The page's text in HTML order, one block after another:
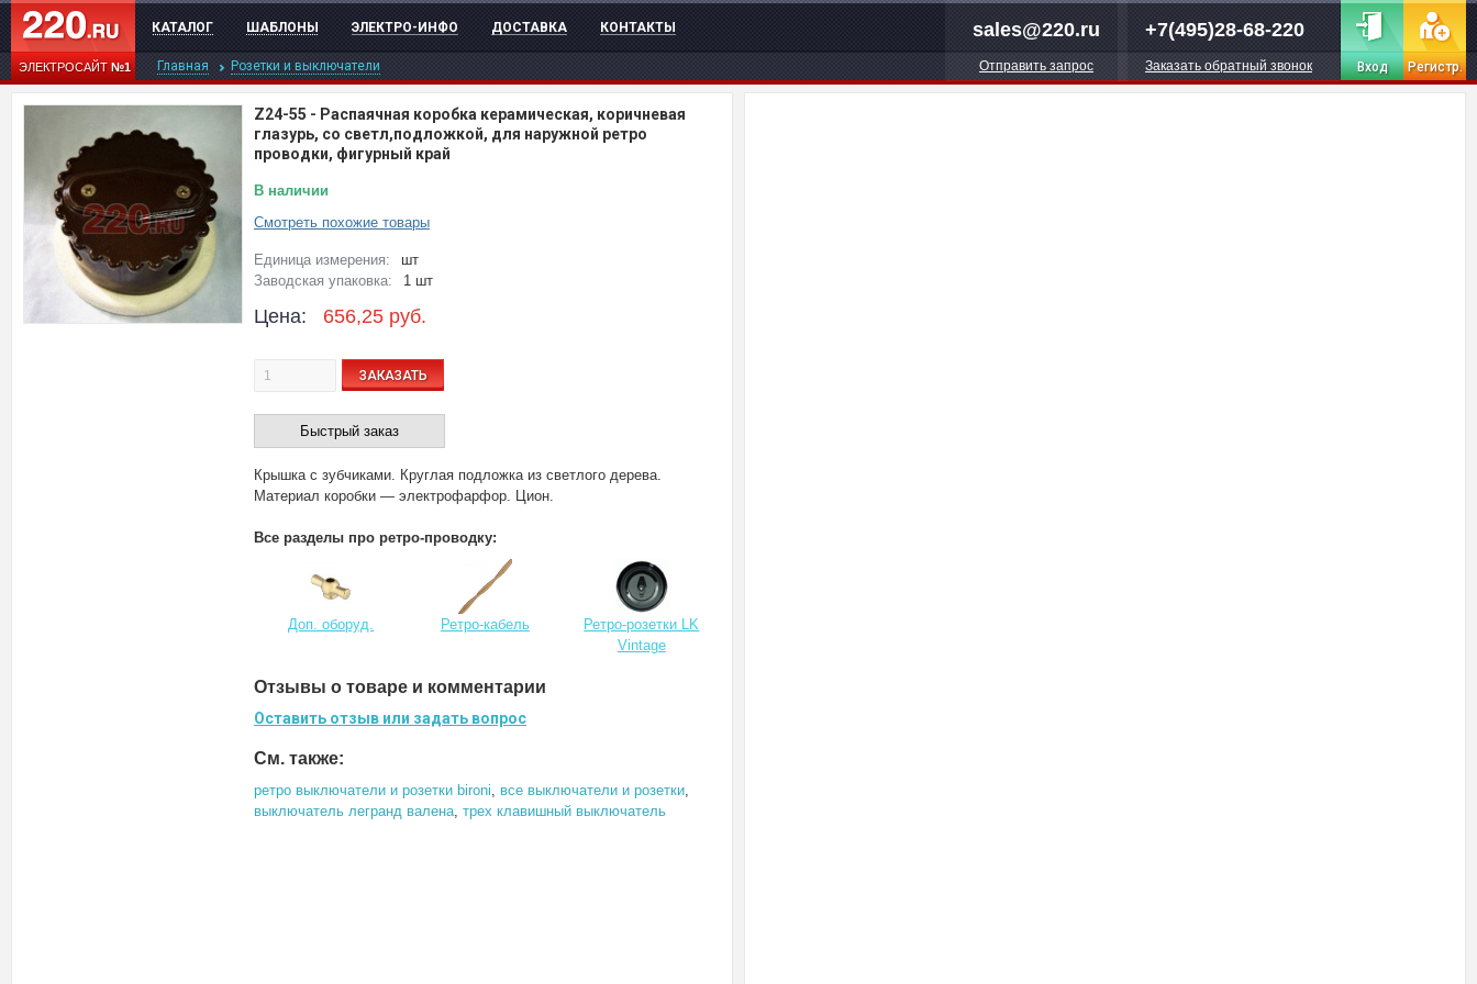
ЭЛЕКТРОСАЙТ№1
КАТАЛОГ ШАБЛОНЫ ЭЛЕКТРО-ИНФО ДОСТАВКА КОНТАКТЫ sales@220.ru
Отправить запрос
+7(495)28-68-220
Заказать обратный звонок Вход Регистр.
Главная Розетки и выключатели
Z24-55 - Распаячная коробка керамическая, коричневая
глазурь, со светл,подложкой, для наружной ретро
проводки, фигурный край
В наличии
Смотреть похожие товары
Единица измерения:
шт
Заводская упаковка:
1 шт
Цена: 656,25 руб.
ЗАКАЗАТЬ
Быстрый заказ
Крышка с зубчиками. Круглая подложка из светлого дерева.
Материал коробки — электрофарфор. Цион.
Все разделы про ретро-проводку:
Доп. оборуд. Ретро-кабель
Ретро-розетки LK
Vintage
Отзывы о товаре и комментарии
Оставить отзыв или задать вопрос
См. также:
ретро выключатели и розетки bironi, все выключатели и розетки,
выключатель легранд валена, трех клавишный выключатель